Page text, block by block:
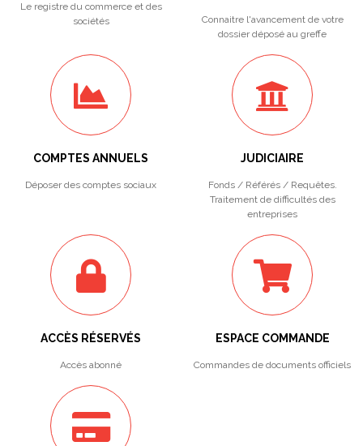
Le registre du commerce et des
sociétés
Connaitre l'avancement de votre
dossier déposé au greffe
COMPTES ANNUELS
Déposer des comptes sociaux
JUDICIAIRE
Fonds / Référés / Requêtes.
Traitement de difficultés des
entreprises
ACCÈS RÉSERVÉS
Accès abonné
ESPACE COMMANDE
Commandes de documents officiels